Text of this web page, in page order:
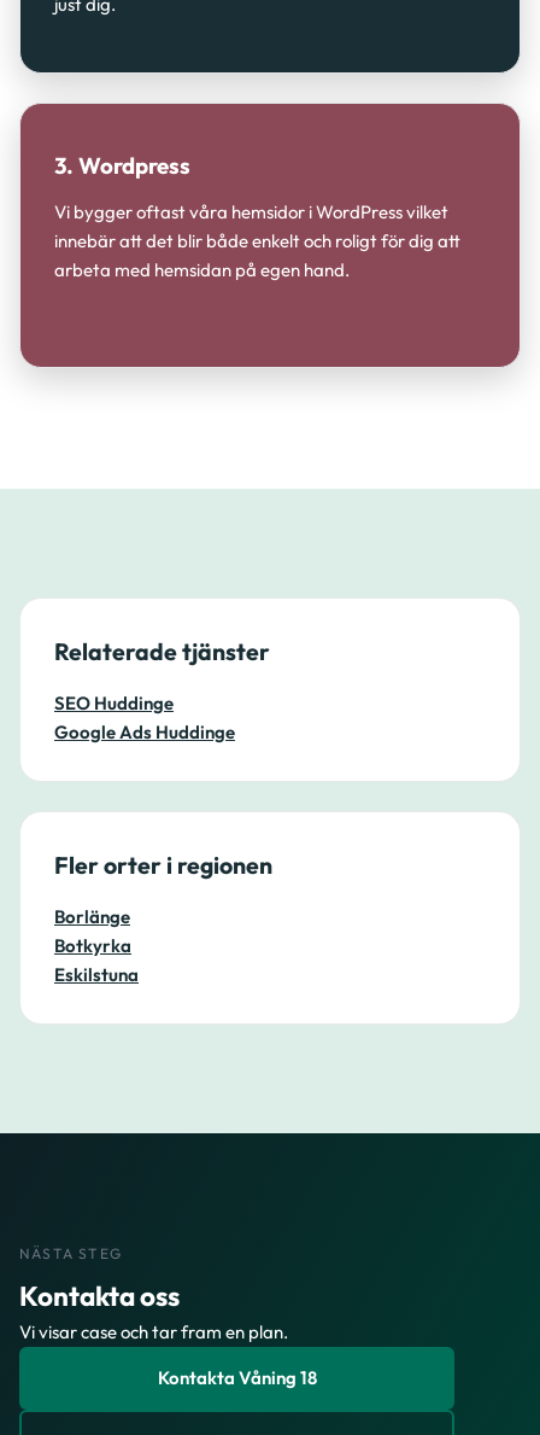
3. Wordpress
Vi bygger oftast våra hemsidor i WordPress vilket
innebär att det blir både enkelt och roligt för dig att
arbeta med hemsidan på egen hand.
Relaterade tjänster
SEO Huddinge
Google Ads Huddinge
Fler orter i regionen
Borlänge
Botkyrka
Eskilstuna
NÄSTA STEG
Kontakta oss
Vi visar case och tar fram en plan.
Kontakta Våning 18